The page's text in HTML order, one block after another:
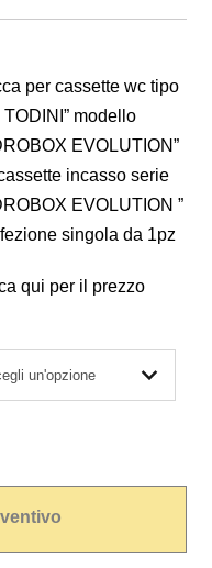
per cassette wc tipo
TODINI” modello
EVOLUTION”
incasso serie
EVOLUTION ”
singola da 1pz
qui per il prezzo